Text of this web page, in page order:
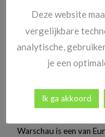
Stedentrip
Warschau is een van
Deze website
vergelijkbare
analytische,
je een
Ik ga akkoord